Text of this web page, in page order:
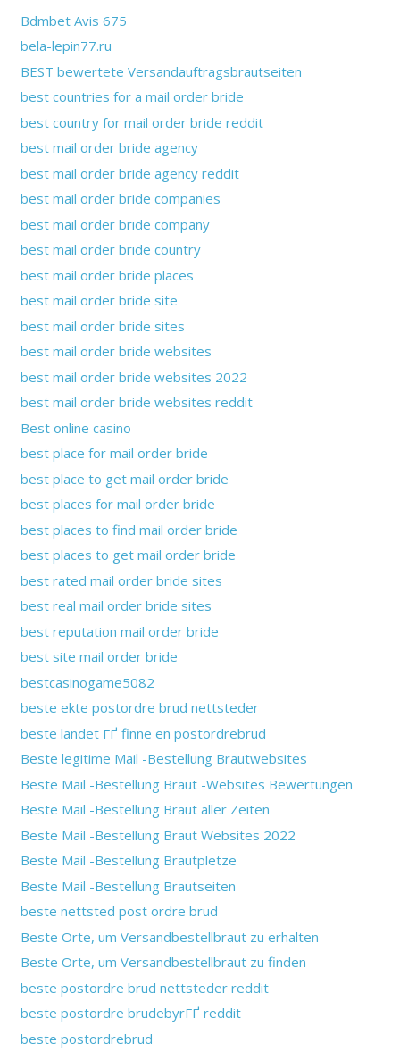
Bdmbet Avis 675
bela-lepin77.ru
BEST bewertete Versandauftragsbrautseiten
best countries for a mail order bride
best country for mail order bride reddit
best mail order bride agency
best mail order bride agency reddit
best mail order bride companies
best mail order bride company
best mail order bride country
best mail order bride places
best mail order bride site
best mail order bride sites
best mail order bride websites
best mail order bride websites 2022
best mail order bride websites reddit
Best online casino
best place for mail order bride
best place to get mail order bride
best places for mail order bride
best places to find mail order bride
best places to get mail order bride
best rated mail order bride sites
best real mail order bride sites
best reputation mail order bride
best site mail order bride
bestcasinogame5082
beste ekte postordre brud nettsteder
beste landet ГҐ finne en postordrebrud
Beste legitime Mail -Bestellung Brautwebsites
Beste Mail -Bestellung Braut -Websites Bewertungen
Beste Mail -Bestellung Braut aller Zeiten
Beste Mail -Bestellung Braut Websites 2022
Beste Mail -Bestellung Brautpletze
Beste Mail -Bestellung Brautseiten
beste nettsted post ordre brud
Beste Orte, um Versandbestellbraut zu erhalten
Beste Orte, um Versandbestellbraut zu finden
beste postordre brud nettsteder reddit
beste postordre brudebyrГҐ reddit
beste postordrebrud